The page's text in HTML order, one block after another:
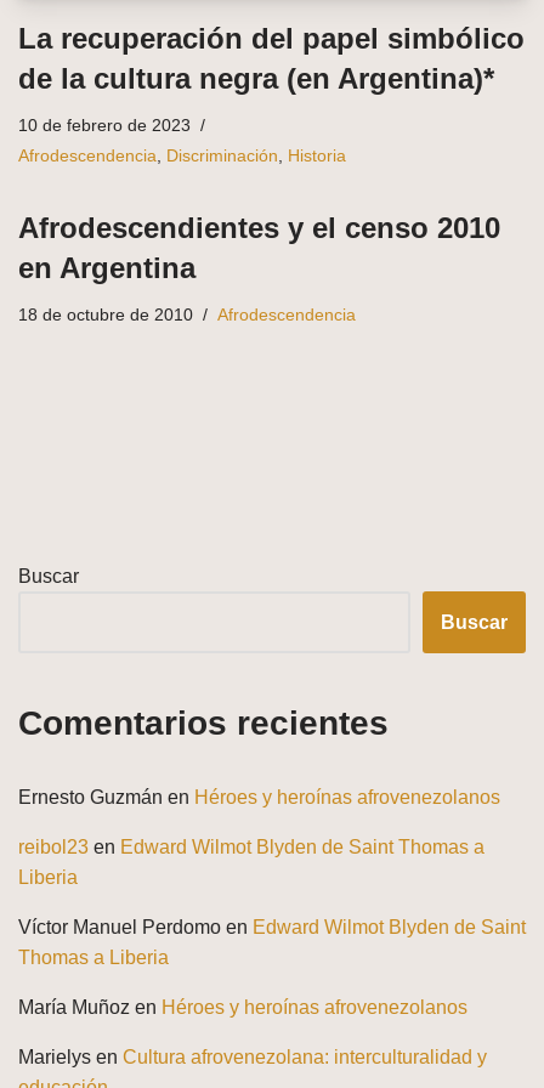
La recuperación del papel simbólico
de la cultura negra (en Argentina)*
10 de febrero de 2023
Afrodescendencia
Discriminación Historia
Afrodescendientes y el censo 2010
en Argentina
18 de octubre de 2010 Afrodescendencia
Buscar
Buscar
Comentarios recientes
Ernesto Guzmán en Héroes y heroínas afrovenezolanos
reibol23 en Edward Wilmot Blyden de Saint Thomas a
Liberia
Víctor Manuel Perdomo en Edward Wilmot Blyden de Saint
Thomas a Liberia
María Muñoz en Héroes y heroínas afrovenezolanos
Marielys en Cultura afrovenezolana: interculturalidad y